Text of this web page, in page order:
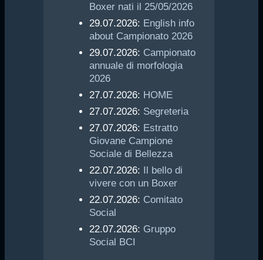
Boxer nati il 25/05/2026
29.07.2026: English info
about Campionato 2026
29.07.2026: Campionato
annuale di morfologia
2026
27.07.2026: HOME
27.07.2026: Segreteria
27.07.2026: Estratto
Giovane Campione
Sociale di Bellezza
22.07.2026: Il bello di
vivere con un Boxer
22.07.2026: Comitato
Social
22.07.2026: Gruppo
Social BCI